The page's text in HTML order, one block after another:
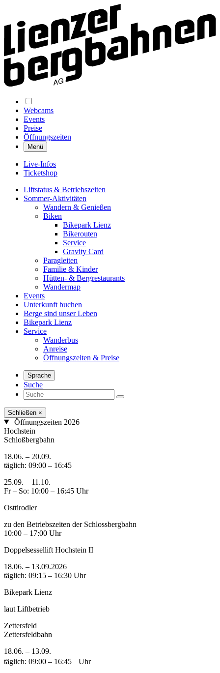
Webcams
Events
Preise
Öffnungszeiten
Menü
Live-Infos
Ticketshop
Liftstatus & Betriebszeiten
Sommer-Aktivitäten
Wandern & Genießen
Biken
Bikepark Lienz
Bikerouten
Service
Gravity Card
Paragleiten
Familie & Kinder
Hütten- & Bergrestaurants
Wandermap
Events
Unterkunft buchen
Berge sind unser Leben
Bikepark Lienz
Service
Wanderbus
Anreise
Öffnungszeiten & Preise
Sprache
Suche
Schließen ×
Öffnungszeiten 2026
Hochstein
Schloßbergbahn
18.06. – 20.09.
täglich: 09:00 – 16:45
25.09. – 11.10.
Fr – So: 10:00 – 16:45 Uhr
Osttirodler
zu den Betriebszeiten der Schlossbergbahn
10:00 – 17:00 Uhr
Doppelsessellift Hochstein II
18.06. – 13.09.2026
täglich: 09:15 – 16:30 Uhr
Bikepark Lienz
laut Liftbetrieb
Zettersfeld
Zettersfeldbahn
18.06. – 13.09.
täglich: 09:00 – 16:45 Uhr